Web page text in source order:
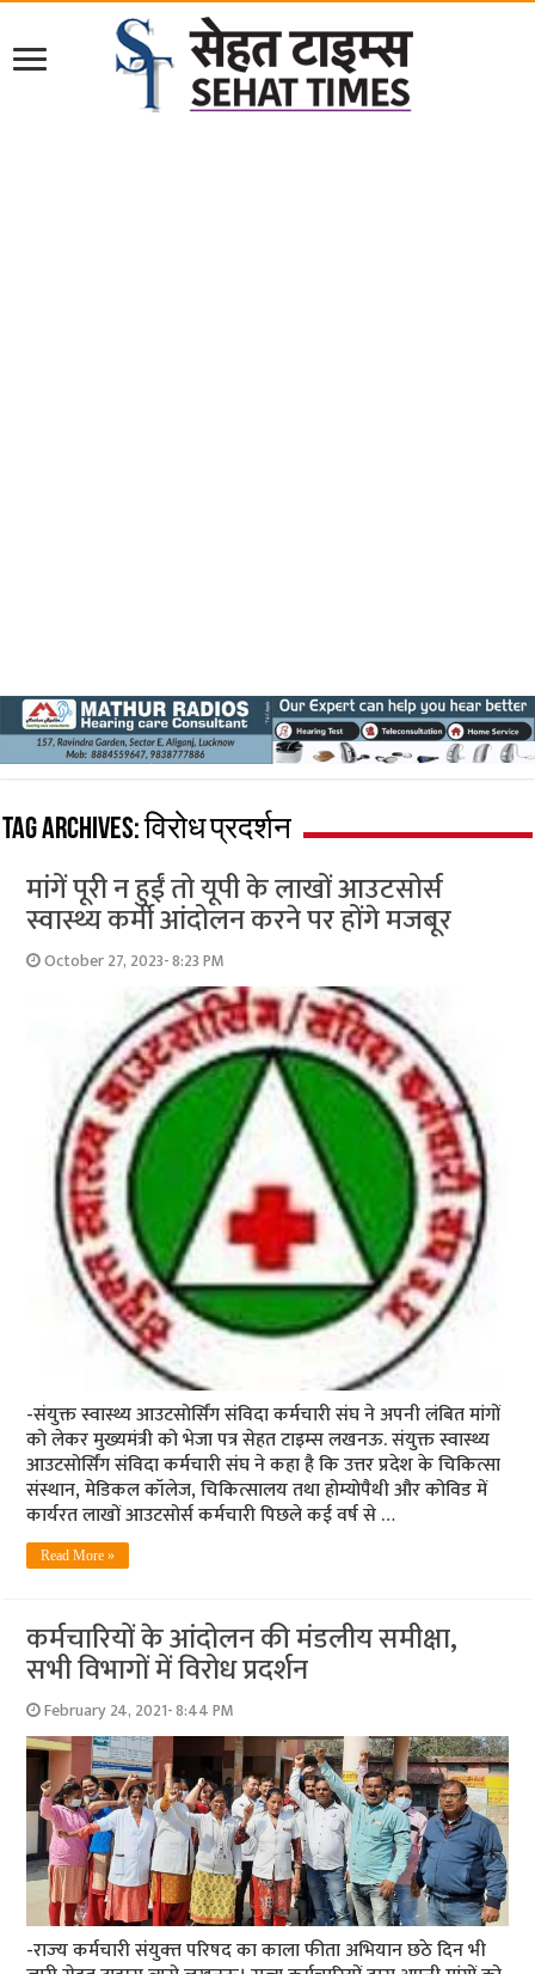
Tag Archives:विरोध प्रदर्शन
मांगें पूरी न हुईं तो यूपी के लाखों आउटसोर्स
स्वास्थ्य कर्मी आंदोलन करने पर होंगे मजबूर
October 27, 2023- 8:23 PM
-संयुक्त स्वास्थ्य आउटसोर्सिंग संविदा कर्मचारी संघ ने अपनी लंबित मांगों
को लेकर मुख्यमंत्री को भेजा पत्र सेहत टाइम्स लखनऊ. संयुक्त स्वास्थ्य
आउटसोर्सिंग संविदा कर्मचारी संघ ने कहा है कि उत्तर प्रदेश के चिकित्सा
संस्थान, मेडिकल कॉलेज, चिकित्सालय तथा होम्योपैथी और कोविड में
कार्यरत लाखों आउटसोर्स कर्मचारी पिछले कई वर्ष से …
Read More »
कर्मचारियों के आंदोलन की मंडलीय समीक्षा,
सभी विभागों में विरोध प्रदर्शन
February 24, 2021- 8:44 PM
-राज्‍य कर्मचारी संयुक्‍त परिषद का काला फीता अभियान छठे दिन भी